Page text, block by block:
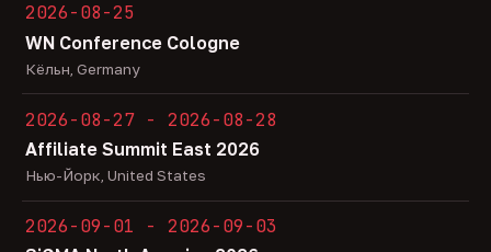
2026-08-25
WN Conference Cologne
Кёльн, Germany
2026-08-27 - 2026-08-28
Affiliate Summit East 2026
Нью-Йорк, United States
2026-09-01 - 2026-09-03